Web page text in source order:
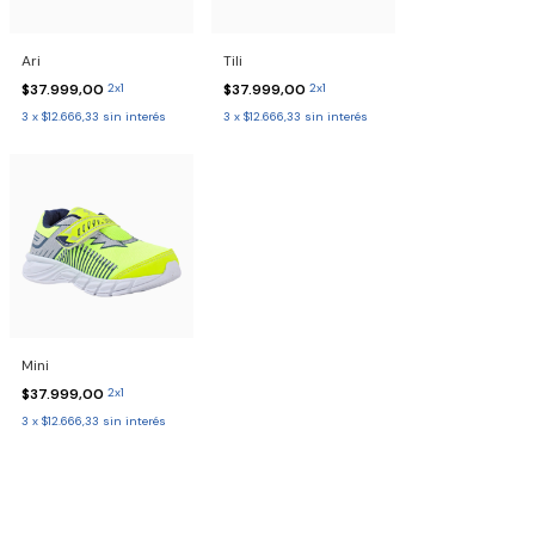
Ari
$37.999,00 2x1
3 x $12.666,33 sin interés
Tili
$37.999,00 2x1
3 x $12.666,33 sin interés
Mini
$37.999,00 2x1
3 x $12.666,33 sin interés